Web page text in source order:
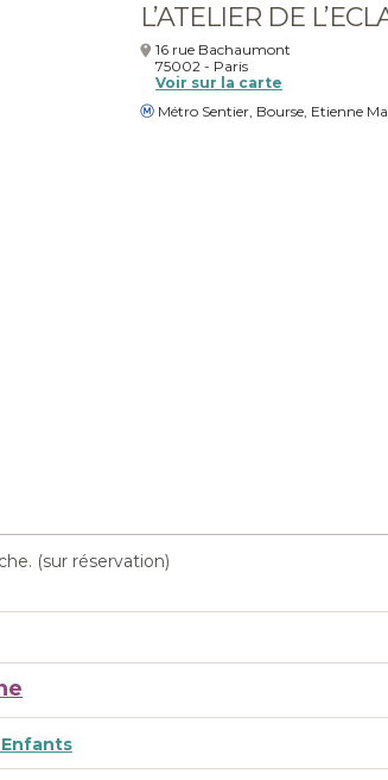
L’ATELIER DE
16 rue Bachaumont
75002 - Paris
Voir sur la carte
Métro Sentier, Bourse, Etienne
(sur réservation)